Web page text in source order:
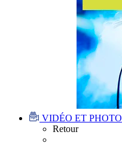
VIDÉO ET PHOTO
Retour